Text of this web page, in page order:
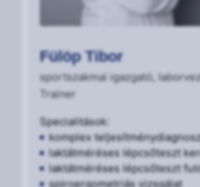
Fülöp Tibor
sportszakmai igazgató,
Trainer
Specialitások:
komplex
laktátméréses lépcsőteszt
laktátméréses lépcsőteszt
spiroergometriás vizsgálat